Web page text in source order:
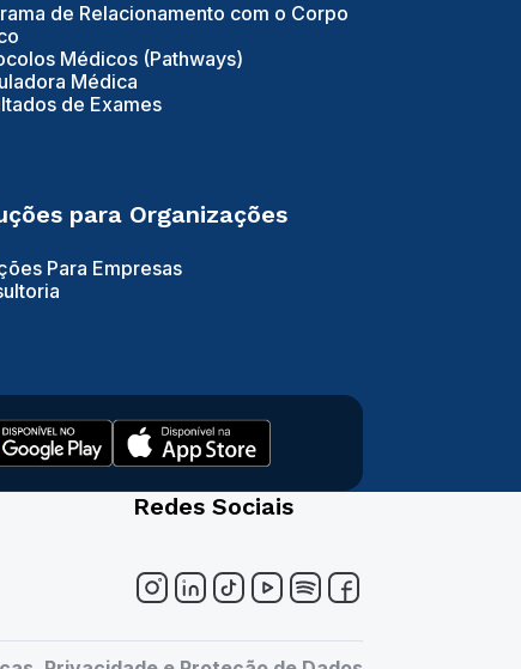
de Relacionamento com o Corpo
Médicos (Pathways)
Médica
de Exames
para Organizações
Para Empresas
Redes Sociais